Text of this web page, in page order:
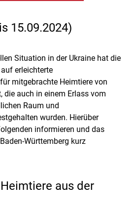
15.09.2024)
Situation in der Ukraine hat die
erleichterte
mitgebrachte Heimtiere von
die auch in einem Erlass vom
Raum und
wurden. Hierüber
informieren und das
Württemberg kurz
aus der